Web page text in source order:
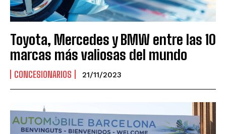
Toyota, Mercedes y BMW entre las 10
marcas más valiosas del mundo
CONCESIONARIOS 21/11/2023